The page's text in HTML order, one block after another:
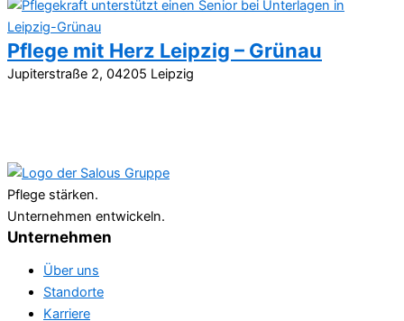
Pflege mit Herz Leipzig – Grünau
Jupiterstraße 2, 04205 Leipzig
Pflege stärken.
Unternehmen entwickeln.
Unternehmen
Über uns
Standorte
Karriere